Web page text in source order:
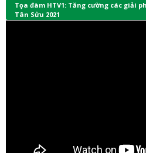
Tọa đàm HTV1: Tăng cường các giải
Tân Sửu 2021